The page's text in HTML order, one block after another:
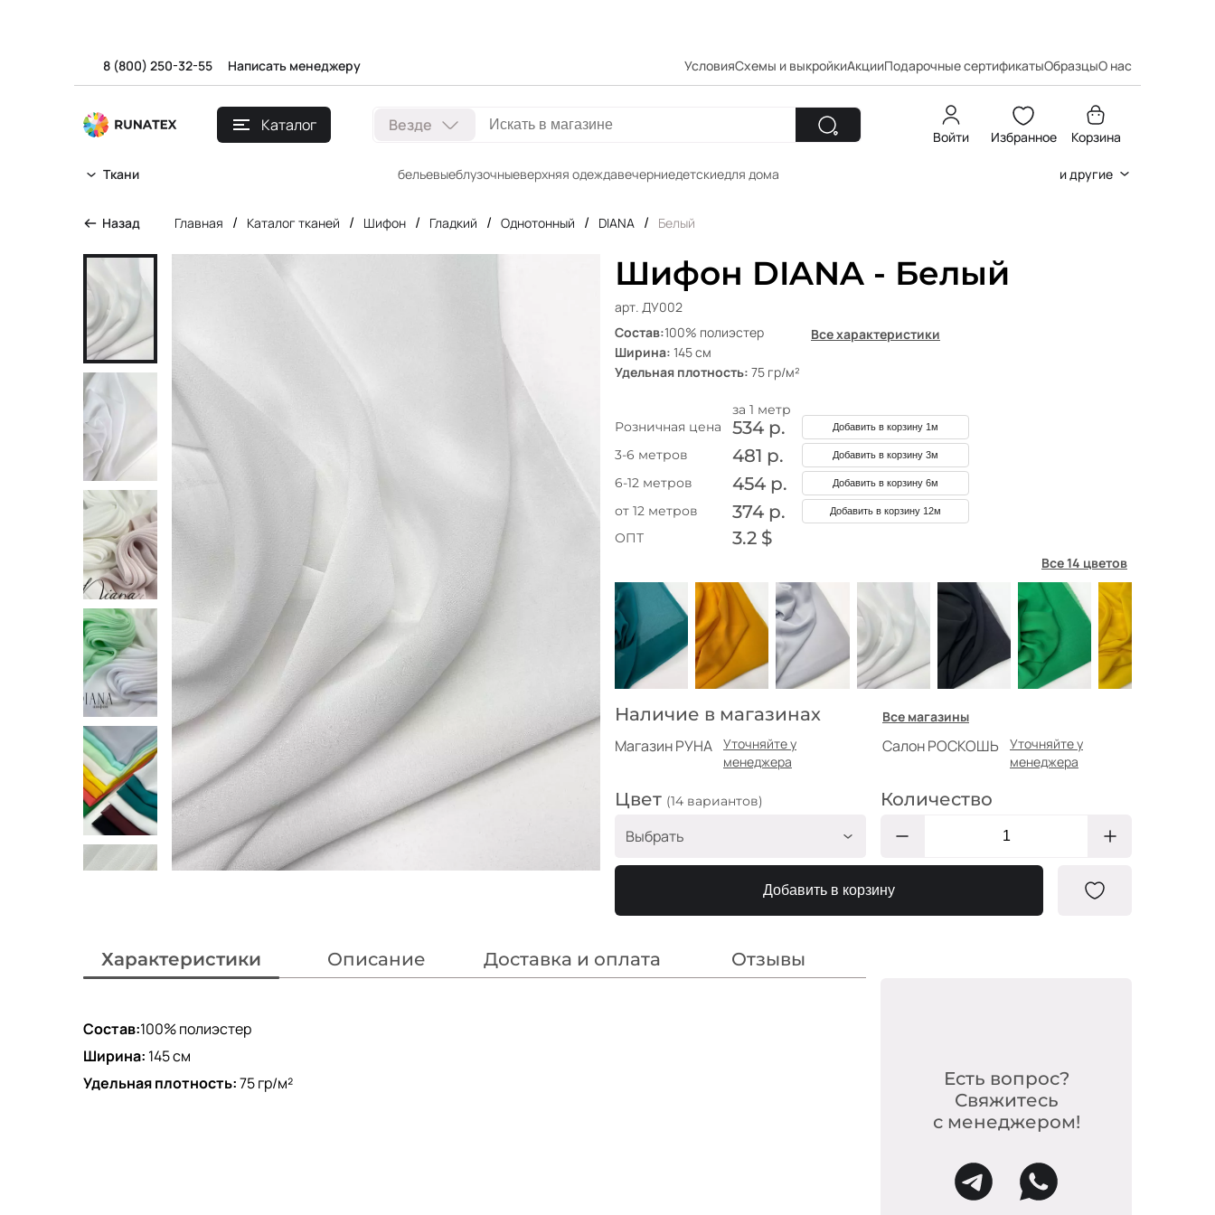
8 (800) 250-32-55 Написать менеджеру УсловияСхемы и выкройкиАкцииПодарочные сертификатыОбразцыО нас
Каталог Везде
Войти Избранное Корзина
Ткани бельевыеблузочныеверхняя одеждавечерниедетскиедля дома и другие
Назад Главная / Каталог тканей / Шифон / Гладкий / Однотонный / DIANA / Белый
Шифон DIANA - Белый
арт. ДУ002
Состав:100% полиэстер
Ширина: 145 см
Удельная плотность: 75 гр/м²
Все характеристики
за 1 метр
Розничная цена
534 р. Добавить в корзину 1м
3-6 метров 481 р. Добавить в корзину 3м
6-12 метров 454 р. Добавить в корзину 6м
от 12 метров 374 р. Добавить в корзину 12м
ОПТ 3.2 $
Все 14 цветов
Наличие в магазинах Все магазины
Магазин РУНА
Уточняйте у
менеджера
Салон РОСКОШЬ
Уточняйте у
менеджера
Цвет (14 вариантов)
Выбрать
Зелёный
ДУ026
ДУ028
Белый
Количество
Добавить в корзину
Характеристики Описание Доставка и оплата Отзывы
Состав:100% полиэстер
Ширина: 145 см
Удельная плотность:75 гр/м²
Есть вопрос?
Свяжитесь
с менеджером!